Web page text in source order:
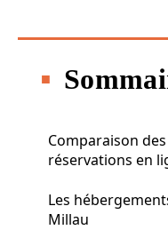
Comparaison
réservations en
Les
Millau